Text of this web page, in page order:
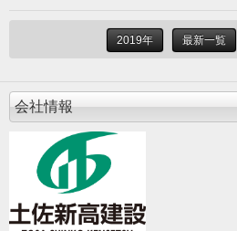
2019年 最新一覧
会社情報